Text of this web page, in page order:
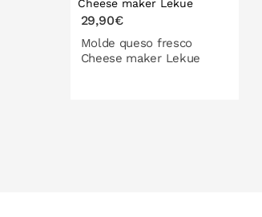
29,90€
Molde queso fresco
Cheese maker Lekue